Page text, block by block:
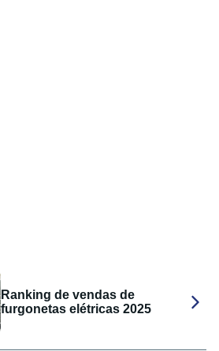
Ranking de vendas de
furgonetas elétricas 2025